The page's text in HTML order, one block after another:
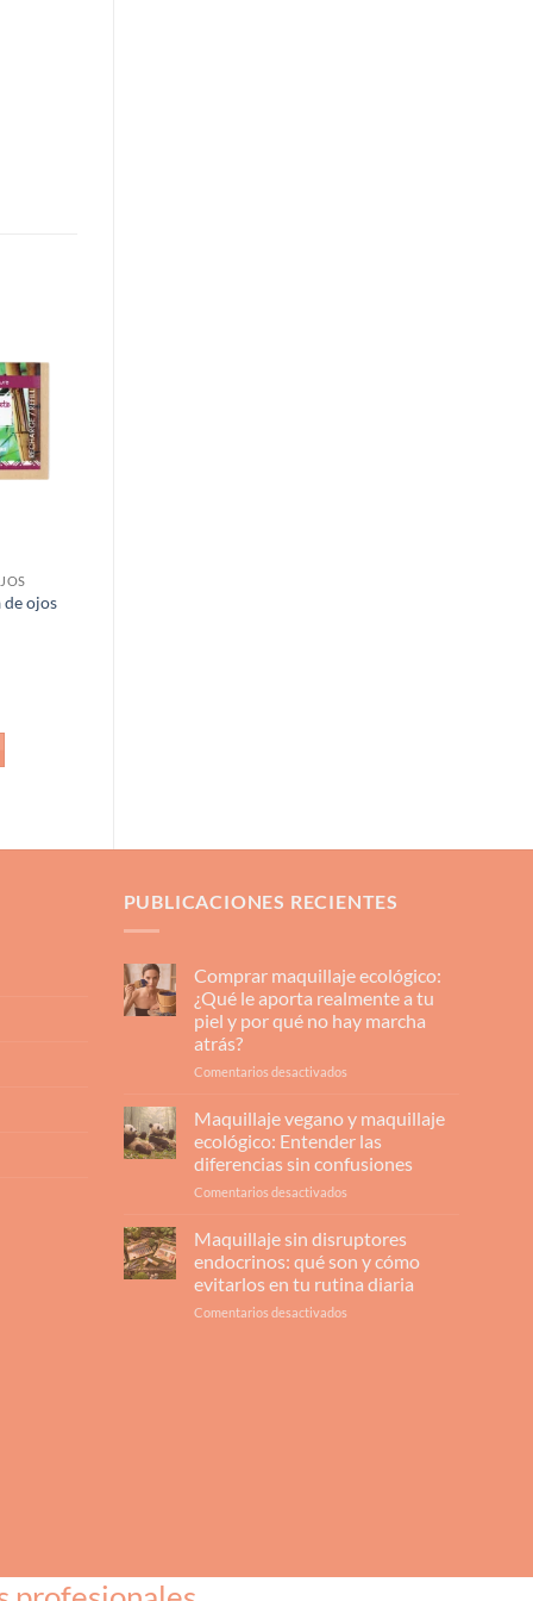
Añadir
a la
lista de
deseos
de ojos
PUBLICACIONES RECIENTES
Comprar maquillaje ecológico:
¿Qué le aporta realmente a tu
piel y por qué no hay marcha
atrás?
Comentarios desactivadosen
ecológico:
¿Qué
le
aporta
tu
piel
y
por
Maquillaje vegano y maquillaje
ecológico: Entender las
diferencias sin confusiones
Comentarios desactivadosen
vegano
y
maquillaje
ecológico:
Entender
Maquillaje sin disruptores
endocrinos: qué son y cómo
evitarlos en tu rutina diaria
Comentarios desactivadosen
diaria